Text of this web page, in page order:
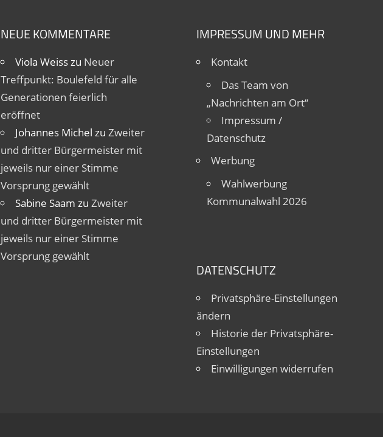
NEUE KOMMENTARE
Viola Weisszu Neuer
Treffpunkt: Boulefeld für alle
Generationen feierlich
eröffnet
Johannes Michel zu Zweiter
und dritter Bürgermeister mit
jeweils nur einer Stimme
Vorsprung gewählt
Sabine Saam zu Zweiter
und dritter Bürgermeister mit
jeweils nur einer Stimme
Vorsprung gewählt
IMPRESSUM UND MEHR
Kontakt
Das Team von
„Nachrichten am Ort“
Impressum /
Datenschutz
Werbung
Wahlwerbung
Kommunalwahl 2026
DATENSCHUTZ
Privatsphäre-Einstellungen
ändern
Historie der Privatsphäre-
Einstellungen
Einwilligungen widerrufen